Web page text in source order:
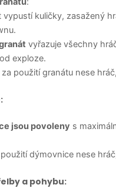
vypustí kuličky, zasažený
vyřazuje všechny
exploze.
použití granátu nese
jsou povoleny s
dýmovnice nese
a pohybu: